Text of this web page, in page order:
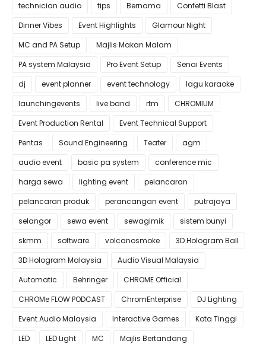
technician audio
tips Bernama
Confetti Blast
Dinner Vibes
Event Highlights
Glamour Night
MC and PA Setup
Majlis Makan Malam
PA system Malaysia
Pro Event Setup
Senai Events
dj
event planner event technology
lagu karaoke
launchingevents
live band rtm
CHROMIUM
Event Production Rental
Event Technical Support
Pentas
Sound Engineering Teater
agm
audio event
basic pa system
conference mic
harga sewa
lighting event
pelancaran
pelancaran produk
perancangan event
putrajaya
selangor
sewa event sewagimik
sistem bunyi
skmm
software volcanosmoke
3D Hologram Ball
3D Hologram Malaysia
Audio Visual Malaysia
Automatic
Behringer
CHROME Official
CHROMe FLOW PODCAST
ChromEnterprise
DJ Lighting
Event Audio Malaysia
Interactive Games
Kota Tinggi
LED
LED Light MC
Majlis Bertandang